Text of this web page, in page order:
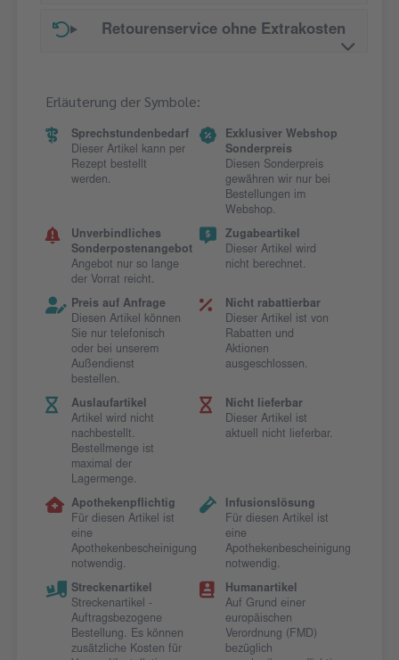
Retourenservice ohne Extrakosten
Erläuterung der Symbole:
Sprechstundenbedarf
Dieser Artikel kann per
Rezept bestellt
werden.
Exklusiver Webshop
Sonderpreis
Diesen Sonderpreis
gewähren wir nur bei
Bestellungen im
Webshop.
Unverbindliches
Sonderpostenangebot
Angebot nur so lange
der Vorrat reicht.
Zugabeartikel
Dieser Artikel wird
nicht berechnet.
Preis auf Anfrage
Diesen Artikel können
Sie nur telefonisch
oder bei unserem
Außendienst
bestellen.
Nicht rabattierbar
Dieser Artikel ist von
Rabatten und
Aktionen
ausgeschlossen.
Auslaufartikel
Artikel wird nicht
nachbestellt.
Bestellmenge ist
maximal der
Lagermenge.
Nicht lieferbar
Dieser Artikel ist
aktuell nicht lieferbar.
Apothekenpflichtig
Für diesen Artikel ist
eine
Apothekenbescheinigung
notwendig.
Infusionslösung
Für diesen Artikel ist
eine
Apothekenbescheinigung
notwendig.
Streckenartikel
Streckenartikel -
Auftragsbezogene
Bestellung. Es können
zusätzliche Kosten für
Humanartikel
Auf Grund einer
europäischen
Verordnung (FMD)
bezüglich